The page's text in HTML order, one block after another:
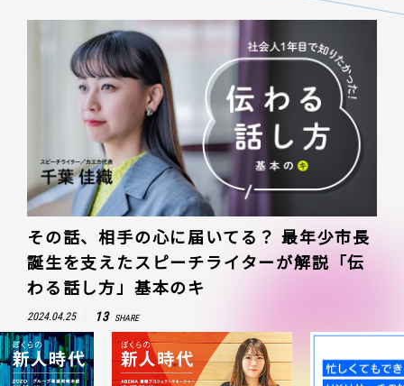
その話、相手の心に届いてる？ 最年少市長
誕生を支えたスピーチライターが解説「伝
わる話し方」基本のキ
2024.04.25 13 SHARE